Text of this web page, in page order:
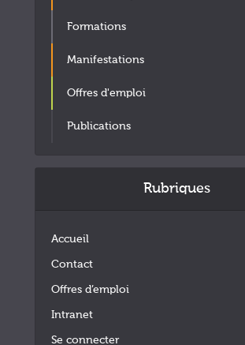
Formations
Manifestations
Offres d'emploi
Publications
Rubriques
Accueil
Contact
Offres d’emploi
Intranet
Se connecter